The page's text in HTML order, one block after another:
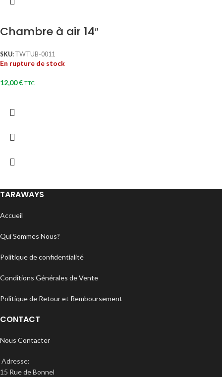
Chambre à air 14″
SKU: TWTUB-0011
En rupture de stock
12,00€ TTC
TARAWAYS
Accueil
Qui Sommes Nous?
Politique de confidentialité
Conditions Générales de Vente
Politique de Retour et Remboursement
CONTACT
Nous Contacter
Adresse:
15 Rue de Bonnel